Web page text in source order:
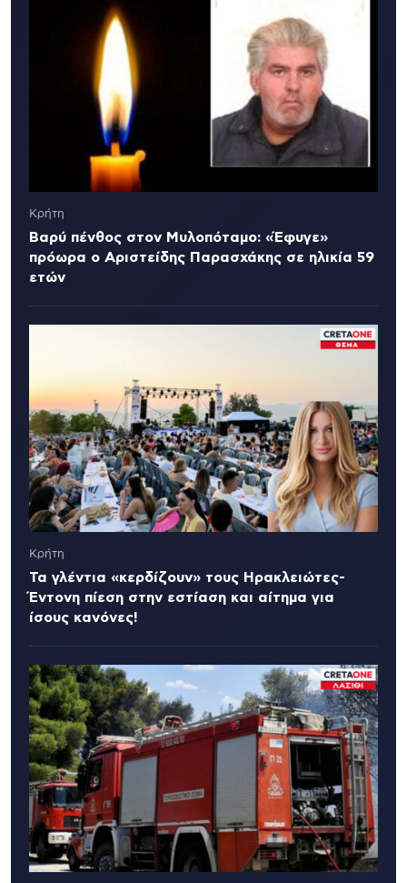
Κρήτη
Βαρύ πένθος στον Μυλοπόταμο: «Έφυγε»
πρόωρα ο Αριστείδης Παρασχάκης σε ηλικία 59
ετών
Κρήτη
Τα γλέντια «κερδίζουν» τους Ηρακλειώτες-
Έντονη πίεση στην εστίαση και αίτημα για
ίσους κανόνες!